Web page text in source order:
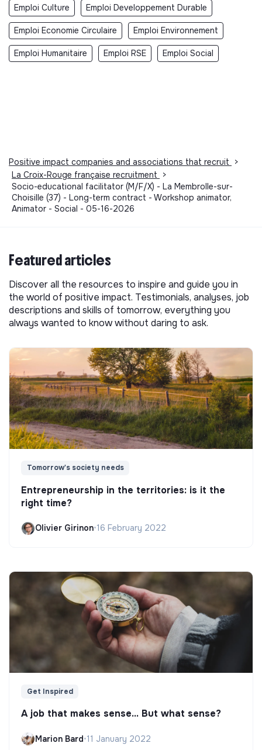
Emploi Culture Emploi Developpement Durable
Emploi Economie Circulaire Emploi Environnement
Emploi Humanitaire Emploi RSE Emploi Social
Positive impact companies and associations that recruit
>
La Croix-Rouge française recruitment
>
Socio-educational facilitator (M/F/X) - La Membrolle-sur-
Choisille (37) - Long-term contract - Workshop animator,
Animator - Social - 05-16-2026
Featured articles
Discover all the resources to inspire and guide you in
the world of positive impact. Testimonials, analyses, job
descriptions and skills of tomorrow, everything you
always wanted to know without daring to ask.
Tomorrow's society needs
Entrepreneurship in the territories: is it the
right time?
Olivier Girinon•16 February 2022
Get Inspired
A job that makes sense... But what sense?
Marion Bard•11 January 2022